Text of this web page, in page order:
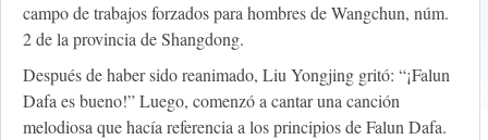
campo de trabajos forzados para hombres de Wangchun, núm.
2 de la provincia de Shangdong.
Después de haber sido reanimado, Liu Yongjing gritó: “¡Falun
Dafa es bueno!” Luego, comenzó a cantar una canción
melodiosa que hacía referencia a los principios de Falun Dafa.